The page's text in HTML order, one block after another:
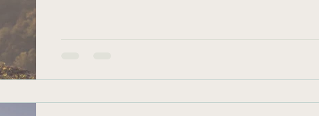
Culpabilité
Inquiétudes Contrôle Blessures